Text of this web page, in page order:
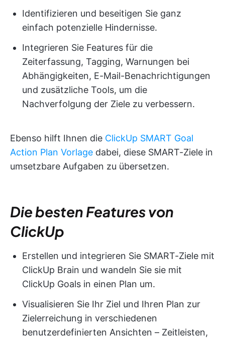
Identifizieren und beseitigen Sie ganz
einfach potenzielle Hindernisse.
Integrieren Sie Features für die
Zeiterfassung, Tagging, Warnungen bei
Abhängigkeiten, E-Mail-Benachrichtigungen
und zusätzliche Tools, um die
Nachverfolgung der Ziele zu verbessern.
Ebenso hilft Ihnen die ClickUp SMART Goal
Action Plan Vorlage dabei, diese SMART-Ziele in
umsetzbare Aufgaben zu übersetzen.
Die besten Features von
ClickUp
Erstellen und integrieren Sie SMART-Ziele mit
ClickUp Brain und wandeln Sie sie mit
ClickUp Goals in einen Plan um.
Visualisieren Sie Ihr Ziel und Ihren Plan zur
Zielerreichung in verschiedenen
benutzerdefinierten Ansichten – Zeitleisten,